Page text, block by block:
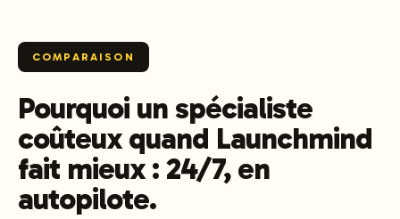
COMPARAISON
Pourquoi un spécialiste
coûteux quand Launchmind
fait mieux : 24/7, en
autopilote.